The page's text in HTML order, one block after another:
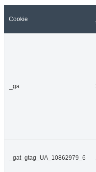
Cookie
_ga
_gat_gtag_UA_10862979_6